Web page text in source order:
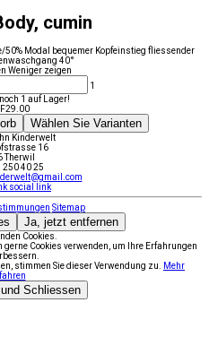
cumin
Modal bequemer Kopfeinstieg fliessender
40°
Weniger zeigen
1
1 auf Lager!
29.00
Wählen Sie Varianten
Kinderwelt
16
Therwil
250 40 25
social link
Sitemap
Ja, jetzt entfernen
Cookies.
Cookies verwenden, um Ihre Erfahrungen
stimmen Sie dieser Verwendung zu.
Mehr
Schliessen